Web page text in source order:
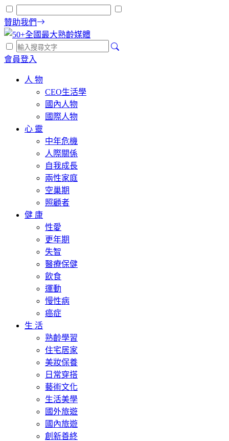
贊助我們
會員登入
人 物
CEO生活學
國內人物
國際人物
心 靈
中年危機
人際關係
自我成長
兩性家庭
空巢期
照顧者
健 康
性愛
更年期
失智
醫療保健
飲食
運動
慢性病
癌症
生 活
熟齡學習
住宅居家
美妝保養
日常穿搭
藝術文化
生活美學
國外旅遊
國內旅遊
創新善終